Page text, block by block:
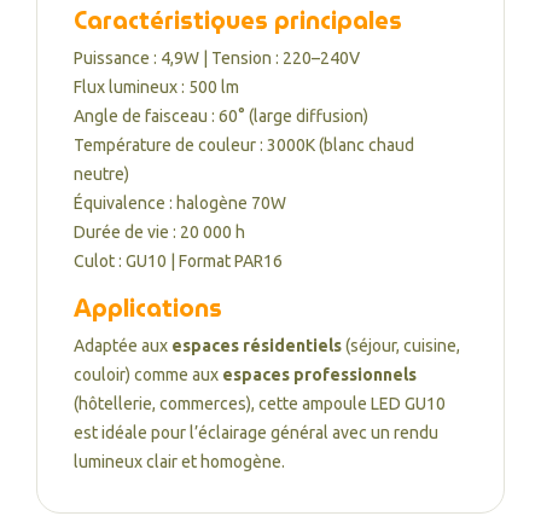
Caractéristiques principales
Puissance : 4,9W | Tension : 220–240V
Flux lumineux : 500 lm
Angle de faisceau : 60° (large diffusion)
Température de couleur : 3000K (blanc chaud
neutre)
Équivalence : halogène 70W
Durée de vie : 20 000 h
Culot : GU10 | Format PAR16
Applications
Adaptée aux espaces résidentiels(séjour, cuisine,
couloir) comme aux espaces professionnels
(hôtellerie, commerces), cette ampoule LED GU10
est idéale pour l’éclairage général avec un rendu
lumineux clair et homogène.